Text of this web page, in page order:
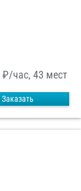
₽/час, 43 мест
Заказать